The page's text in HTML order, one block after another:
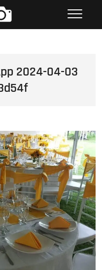
FOTOS GRUPO EMPRESARIAL
2024-04-03